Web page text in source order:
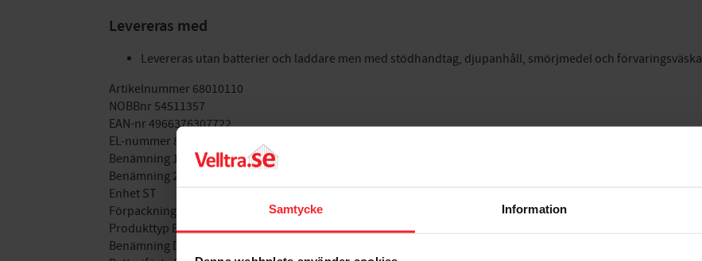
Samtycke Information
Levereras med
Levereras utan batterier och laddare men med stödhandtag, djupanhåll, smörjmedel och förvaringsväska
Artikelnummer 68010110
NOBBnr 54511357
EAN-nr 4966376307722
EL-nummer 8801867
Benämning 1 KOMBIHAMMARE DH36DMA TOOL ONLY
Benämning 2 HIKOKI 36V MV UTAN BATTERI/LADDARE
Enhet ST
Förpackningsantal 1
Produkttyp Borrhammare 36V (MULTI VOLT)
Benämning DH36DMA Tool only